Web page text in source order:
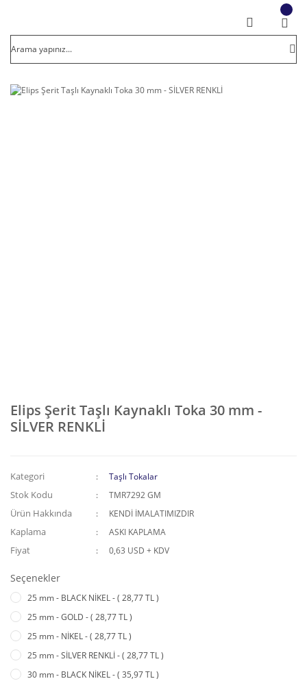
Elips Şerit Taşlı Kaynaklı Toka 30 mm -
SİLVER RENKLİ
Kategori Taşlı Tokalar
Stok Kodu TMR7292 GM
Ürün Hakkında KENDİ İMALATIMIZDIR
Kaplama ASKI KAPLAMA
Fiyat 0,63 USD + KDV
Seçenekler
25 mm - BLACK NİKEL - ( 28,77 TL )
25 mm - GOLD - ( 28,77 TL )
25 mm - NİKEL - ( 28,77 TL )
25 mm - SİLVER RENKLİ - ( 28,77 TL )
30 mm - BLACK NİKEL - ( 35,97 TL )